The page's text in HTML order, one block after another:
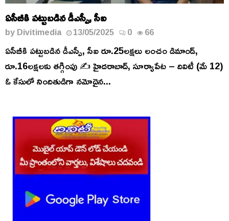
ఏసీబీకి పట్టుబడిన డీఎస్పీ, సీఐ
byDivitimedia 13/05/2025 0 66
ఏసీబీకి పట్టుబడిన డీఎస్పీ, సీఐ రూ.25లక్షలు లంచం డిమాండ్,
రూ.16లక్షలకు తగ్గింపు ✍️ హైదరాబాద్, సూర్యాపేట – దివిటీ (మే 12)
ఓ కేసులో నిందితుడిగా నమోదైన...